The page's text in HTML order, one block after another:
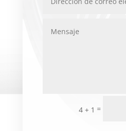
4 + 1 =